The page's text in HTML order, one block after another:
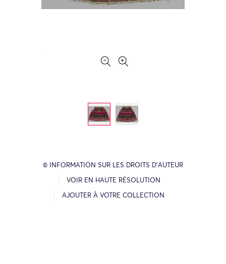
© INFORMATION SUR LES DROITS D’AUTEUR
VOIR EN HAUTE RÉSOLUTION
AJOUTER À VOTRE COLLECTION